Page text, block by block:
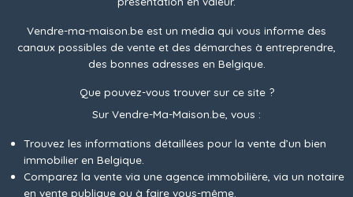
Vendre-ma-maison.be est un média qui vous informe des
canaux possibles de vente et des démarches à entreprendre,
des bonnes adresses en Belgique.
Que pouvez-vous trouver sur ce site ?
Sur Vendre-Ma-Maison.be, vous :
Trouvez les informations détaillées pour la vente d’un bien
immobilier en Belgique.
Comparez la vente via une agence immobilière, via un notaire
en vente publique ou à faire vous-même.